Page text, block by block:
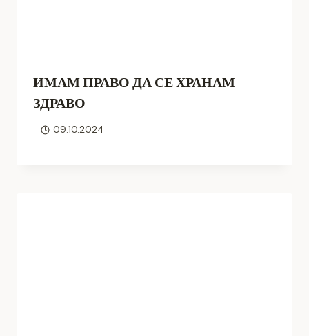
ИМАМ ПРАВО ДА СЕ ХРАНАМ
ЗДРАВО
09.10.2024